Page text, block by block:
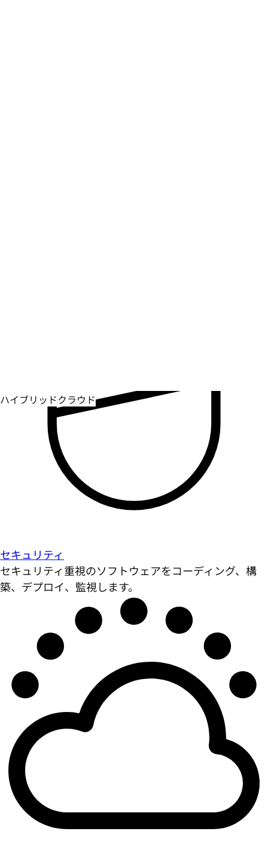
セキュリティ
セキュリティ重視のソフトウェアをコーディング、構
築、デプロイ、監視します。